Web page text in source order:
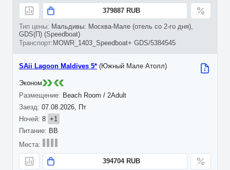
379887 RUB
Мальдивы: Москва-Мале (отель со 2-го дня),
GDS(П) (Speedboat)
MOWR_1403_Speedboat+ GDS/5384545
07.08.2026, Пт
8 +1
SAii Lagoon Maldives 5* (Южный Мале Атолл)
Beach Room / 2Adult
BB
394704 RUB
Эконом